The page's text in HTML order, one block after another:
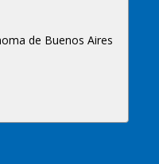
de Buenos Aires